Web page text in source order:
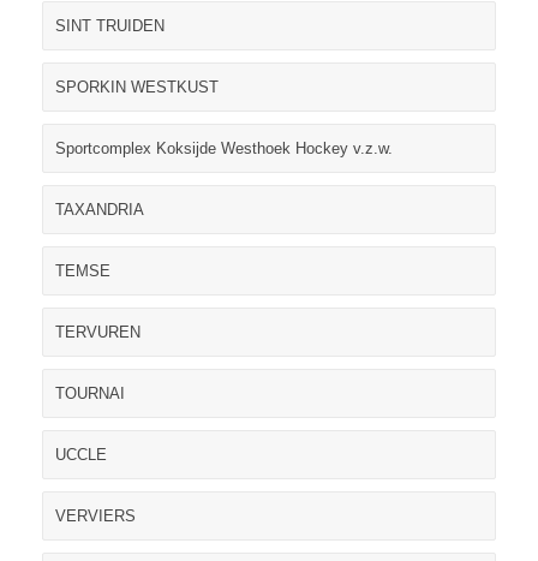
SINT TRUIDEN
SPORKIN WESTKUST
Sportcomplex Koksijde Westhoek Hockey v.z.w.
TAXANDRIA
TEMSE
TERVUREN
TOURNAI
UCCLE
VERVIERS